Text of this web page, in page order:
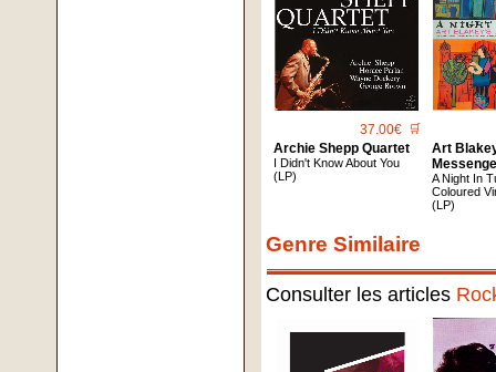
37.00€ 🛒
Archie Shepp Quartet
I Didn't Know About You
(LP)
Art
A Night In
Coloured
(LP)
Genre Similaire
Consulter les articles